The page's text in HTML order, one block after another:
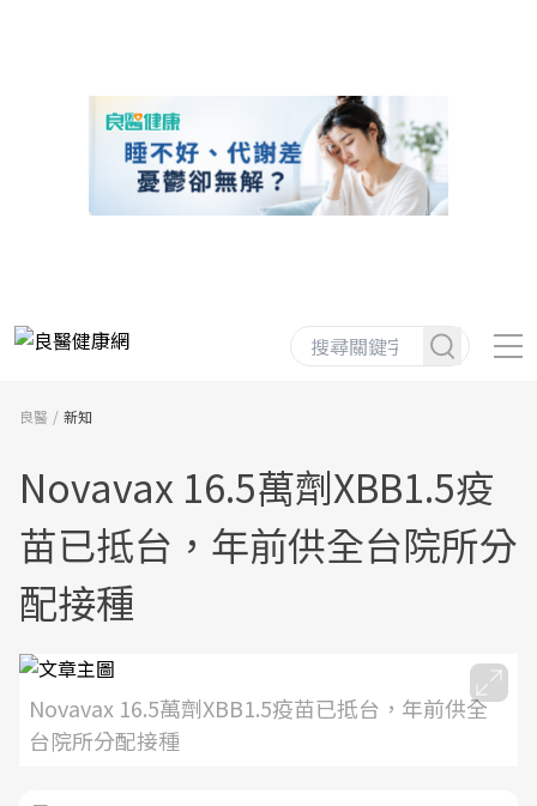
良醫 新知
Novavax 16.5萬劑XBB1.5疫
苗已抵台，年前供全台院所分
配接種
Novavax 16.5萬劑XBB1.5疫苗已抵台，年前供全
台院所分配接種